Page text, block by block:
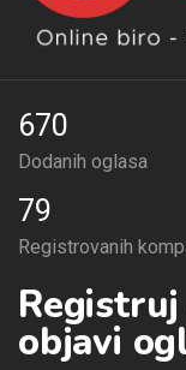
670
Dodanih oglasa
79
Registrovanih
objavi